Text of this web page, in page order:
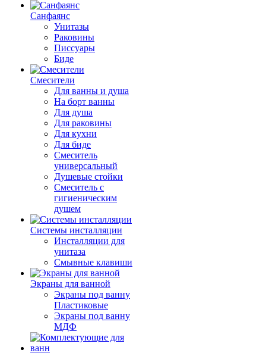
Санфаянс
Унитазы
Раковины
Писсуары
Биде
Смесители
Для ванны и душа
На борт ванны
Для душа
Для раковины
Для кухни
Для биде
Смеситель
универсальный
Душевые стойки
Смеситель с
гигиеническим
душем
Системы инсталляции
Инсталляции для
унитаза
Смывные клавиши
Экраны для ванной
Экраны под ванну
Пластиковые
Экраны под ванну
МДФ